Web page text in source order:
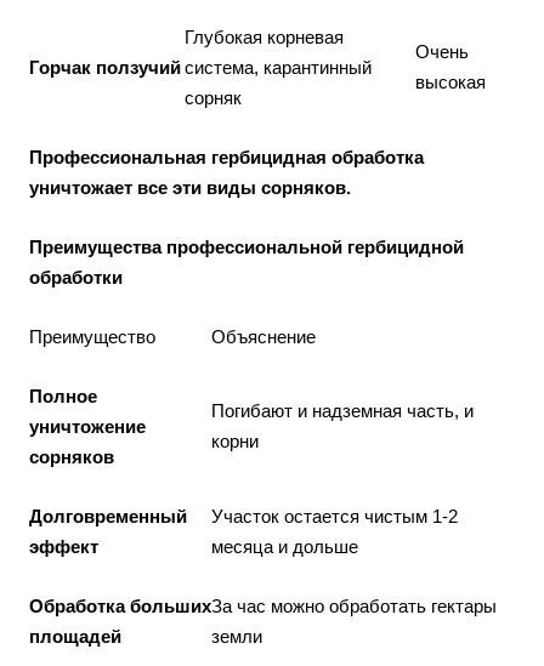
Горчак ползучий
Глубокая корневая
система, карантинный
сорняк
Очень
высокая
Профессиональная гербицидная обработка
уничтожает все эти виды сорняков.
Преимущества профессиональной гербицидной
обработки
Преимущество Объяснение
Полное
уничтожение
сорняков
Погибают и надземная часть, и
корни
Долговременный
эффект
Участок остается чистым 1-2
месяца и дольше
Обработка больших
площадей
За час можно обработать гектары
земли